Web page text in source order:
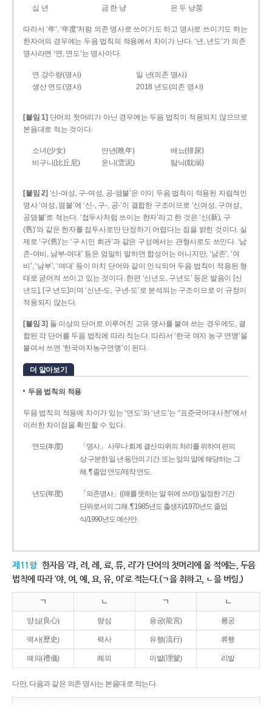
십 년 금 한 냥 은 두 냥쭝
따라서 ‘年’, ‘年度’처럼 의존 명사로 쓰이기도 하고 명사로 쓰이기도 하는
한자어의 경우에는 두음 법칙의 적용에서 차이가 난다. ‘년, 년도’가 의존
명사라면 ‘연, 연도’는 명사이다.
연 강수량(명사)
일 년(의존 명사)
생산 연도(명사)
2018 년도(의존 명사)
[붙임 1] 단어의 첫머리가 아닌 경우에는 두음 법칙이 적용되지 않으므로
본음대로 적는 것이다.
소녀(少女) 만년(晩年)
배뇨(排尿)
비구니(比丘尼)
운니(雲泥) 탐닉(耽溺)
[붙임 2] ‘신-여성, 구-여성, 공-염불’은 이미 두음 법칙이 적용된 자립적인
명사 ‘여성, 염불’에 ‘신-, 구-, 공-’이 결합한 구조이므로 ‘신여성, 구여성,
공염불’로 적는다. ‘접두사처럼 쓰이는 한자’라고 한 것은 ‘신(新), 구
(舊)’와 같은 한자를 접두사로만 단정하기 어렵다는 점을 밝힌 것이다. 실
제로 ‘구(舊)’는 ‘구 시민 회관’과 같은 구성에서는 관형사로도 쓰인다. ‘남
존­-여비, 남부-­여대’ 등은 엄밀히 말하면 합성어는 아니지만, ‘남존’, ‘여
비’, ‘남부’, ‘여대’ 등이 마치 단어와 같이 인식되어 두음 법칙이 적용된 형
태로 굳어져 쓰이고 있는 것이다. 한편 ‘신년도, 구년도’ 등은 발음이 [신
년도], [구ː년도]이며 ‘신년­-도, 구년-­도’로 분석되는 구조이므로 이 규정이
적용되지 않는다.
[붙임 3] 둘 이상의 단어로 이루어진 고유 명사를 붙여 쓰는 경우에도, 결
합된 각 단어를 두음 법칙에 따라 적는다. 따라서 ‘한국 여자 농구 연맹’을
붙여서 쓰면 ‘한국여자농구연맹’이 된다.
더 알아보기
두음 법칙의 적용
두음 법칙의 적용에 차이가 있는 ‘연도’와 ‘년도’는 “표준국어대사전”에서
이러한 차이점을 확인할 수 있다.
연도(年度)
「명사」 사무나 회계 결산 따위의 처리를 위하여 편의
상 구분한 일 년 동안의 기간. 또는 앞의 말에 해당하는 그
해. ¶ 졸업 연도/제작 연도.
년도(年度)
「의존명사」((해를 뜻하는 말 뒤에 쓰여)) 일정한 기간
단위로서의 그해. ¶ 1985년도 출생자/1970년도 졸업
식/1990년도 예산안.
제11항 한자음 ‘랴, 려, 례, 료, 류, 리’가 단어의 첫머리에 올 적에는, 두음
법칙에 따라 ‘야, 여, 예, 요, 유, 이’로 적는다.(ㄱ을 취하고, ㄴ을 버림.)
ㄱ ㄴ ㄱ ㄴ
양심(良心) 량심 용궁(龍宮) 룡궁
역사(歷史) 력사 유행(流行) 류행
예의(禮儀) 례의 이발(理髮) 리발
다만, 다음과 같은 의존 명사는 본음대로 적는다.